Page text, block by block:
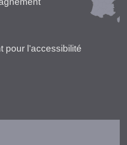
pour l’accessibilité